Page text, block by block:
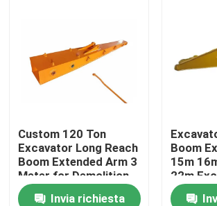
Casa.
Custom 120 Ton
Excavator Long Reach
Boom Extended Arm 3
Meter for Demolition
Dredging Projects
Invia richiesta
Boom
15m
22m